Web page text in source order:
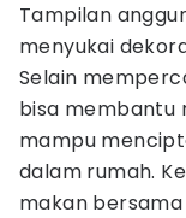
Tampilan
menyukai
Selain
bisa membantu
mampu
dalam rumah.
makan